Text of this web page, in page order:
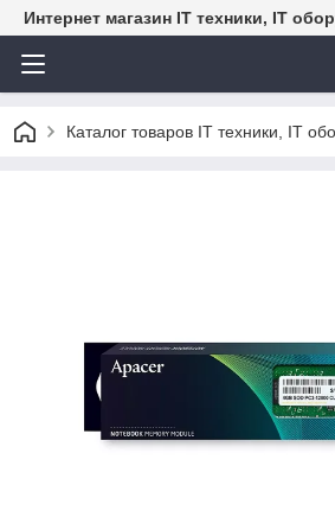
Интернет магазин IT техники, IT
Каталог товаров IT техники, IT